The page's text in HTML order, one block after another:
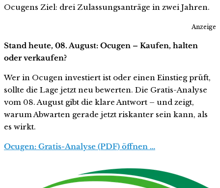
Ocugens Ziel: drei Zulassungsanträge in zwei Jahren.
Anzeige
Stand heute, 08. August: Ocugen – Kaufen, halten
oder verkaufen?
Wer in Ocugen investiert ist oder einen Einstieg prüft,
sollte die Lage jetzt neu bewerten. Die Gratis-Analyse
vom 08. August gibt die klare Antwort – und zeigt,
warum Abwarten gerade jetzt riskanter sein kann, als
es wirkt.
Ocugen: Gratis-Analyse (PDF) öffnen …